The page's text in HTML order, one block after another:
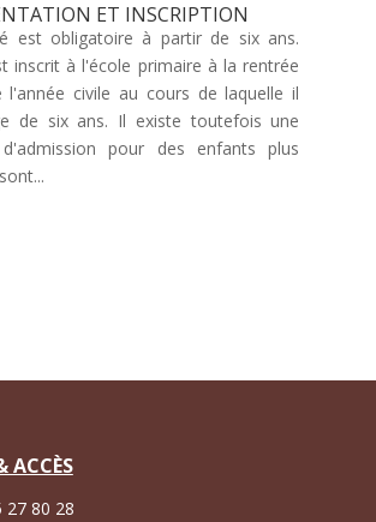
ET INSCRIPTION
est obligatoire à partir de six ans.
inscrit à l'école primaire à la rentrée
l'année civile au cours de laquelle il
de six ans. Il existe toutefois une
pour des enfants plus
ACCÈS
27 80 28